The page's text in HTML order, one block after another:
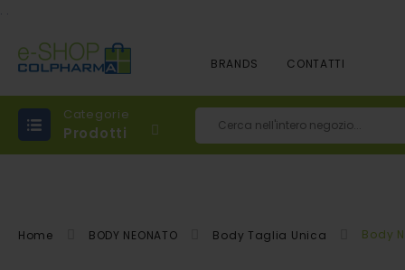
. .
BRANDS CONTATTI
Categorie
Prodotti Cerca
Home BODY NEONATO Body Taglia Unica Body